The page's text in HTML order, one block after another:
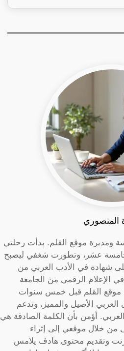
المنصوري
ومديرة موقع القلم. بدأت رحلتي
عشر، وتطورت شغفي ليصبح
شهادة في الأدب العربي من
الإعلام الرقمي من الجامعة
موقع القلم قبل خمس سنوات
الأصيل والمميز، وتدعم
أؤمن بأن الكلمة الصادقة هي
من خلال موقعي إلى إثراء
وتقديم محتوى هادف يلامس